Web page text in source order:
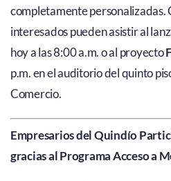
completamente personalizadas.
interesados pueden asistir al
hoy a las 8:00 a.m. o al proyecto
p.m. en el auditorio del quinto
Comercio.
Empresarios del Quindío
gracias al Programa Acceso a